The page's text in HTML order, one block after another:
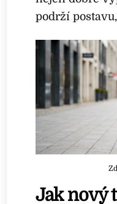
podrží
Jak nový